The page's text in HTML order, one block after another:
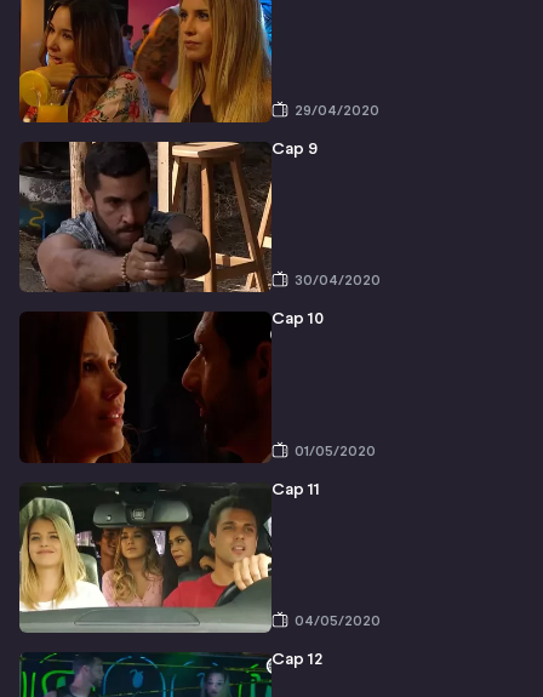
29/04/2020
Cap 9
30/04/2020
Cap 10
01/05/2020
Cap 11
04/05/2020
Cap 12